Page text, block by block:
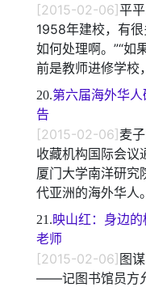
[2015-02-06]平
1958年建校，有
如何处理啊。”“如
前是教师进修学校
20.第六届海外华
告
[2015-02-06]麦
收藏机构国际会议
厦门大学南洋研究
代亚洲的海外华人
21.映山红：身边
老师
[2015-02-06]图
——记图书馆员方